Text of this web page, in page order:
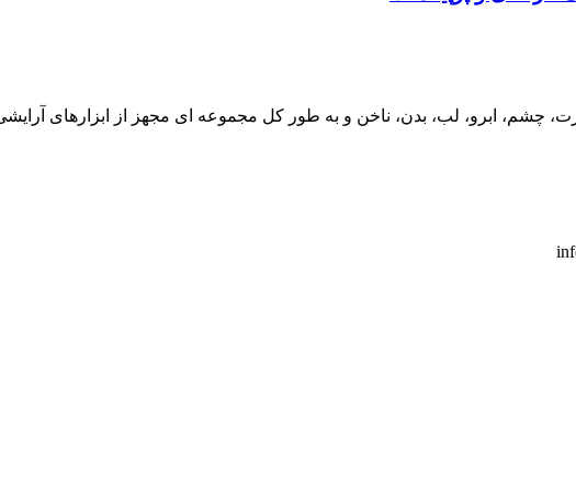
چشم، ابرو، لب، بدن، ناخن و به طور کل مجموعه ای مجهز از ابزارهای